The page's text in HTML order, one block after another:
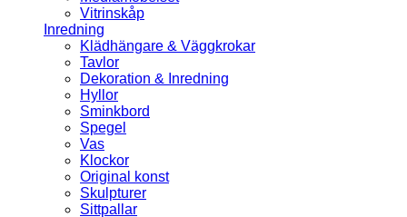
Vitrinskåp
Inredning
Klädhängare & Väggkrokar
Tavlor
Dekoration & Inredning
Hyllor
Sminkbord
Spegel
Vas
Klockor
Original konst
Skulpturer
Sittpallar